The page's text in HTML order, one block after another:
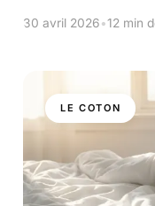
vraiment une […]
30 avril 2026•12 min
LE COTON